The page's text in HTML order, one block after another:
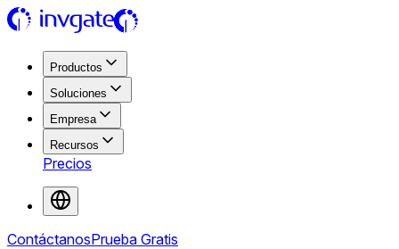
Productos
Soluciones
Empresa
Recursos
Precios
ContáctanosPrueba Gratis